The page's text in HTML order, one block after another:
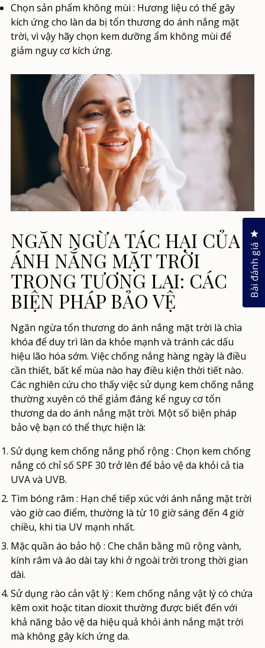
Chọn sản phẩm không mùi: Hương liệu có thể gây
kích ứng cho làn da bị tổn thương do ánh nắng mặt
trời, vì vậy hãy chọn kem dưỡng ẩm không mùi để
giảm nguy cơ kích ứng.
NGĂN NGỪA TÁC HẠI CỦA
ÁNH NẮNG MẶT TRỜI
TRONG TƯƠNG LAI: CÁC
BIỆN PHÁP BẢO VỆ
Ngăn ngừa tổn thương do ánh nắng mặt trời là chìa
khóa để duy trì làn da khỏe mạnh và tránh các dấu
hiệu lão hóa sớm. Việc chống nắng hàng ngày là điều
cần thiết, bất kể mùa nào hay điều kiện thời tiết nào.
Các nghiên cứu cho thấy việc sử dụng kem chống nắng
thường xuyên có thể giảm đáng kể nguy cơ tổn
thương da do ánh nắng mặt trời. Một số biện pháp
bảo vệ bạn có thể thực hiện là:
Sử dụng kem chống nắng phổ rộng: Chọn kem chống
nắng có chỉ số SPF 30 trở lên để bảo vệ da khỏi cả tia
UVA và UVB.
Tìm bóng râm : Hạn chế tiếp xúc với ánh nắng mặt trời
vào giờ cao điểm, thường là từ 10 giờ sáng đến 4 giờ
chiều, khi tia UV mạnh nhất.
Mặc quần áo bảo hộ : Che chắn bằng mũ rộng vành,
kính râm và áo dài tay khi ở ngoài trời trong thời gian
dài.
Sử dụng rào cản vật lý: Kem chống nắng vật lý có chứa
kẽm oxit hoặc titan dioxit thường được biết đến với
khả năng bảo vệ da hiệu quả khỏi ánh nắng mặt trời
mà không gây kích ứng da.
Bài đánh giá